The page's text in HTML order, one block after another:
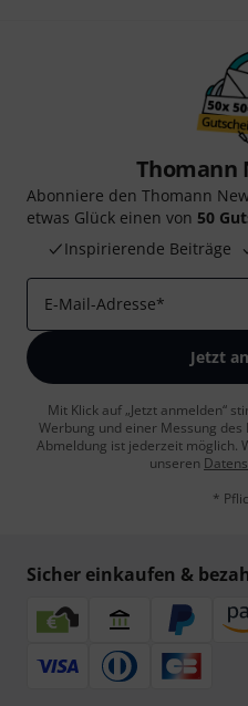
Thomann
Abonniere den Thomann
etwas Glück einen von 50
Inspirierende Beiträge
E-Mail-Adresse*
Jetzt
Mit Klick auf „Jetzt anmelden“
Werbung und einer Messung
Abmeldung ist jederzeit möglich.
unseren
*
Sicher einkaufen &